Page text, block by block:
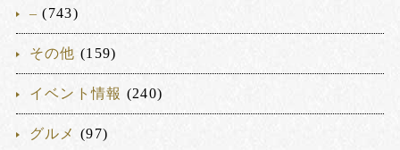
– (743)
その他 (159)
イベント情報 (240)
グルメ (97)